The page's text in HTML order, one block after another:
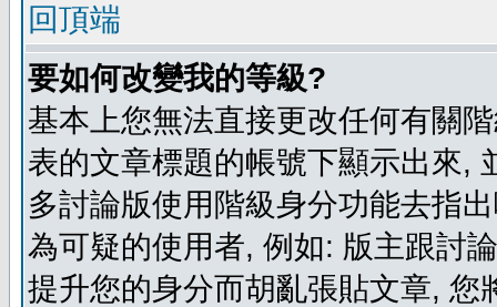
回頂端
要如何改變我的等級?
基本上您無法直接更改任何有關
表的文章標題的帳號下顯示出來,
多討論版使用階級身分功能去指
為可疑的使用者, 例如: 版主跟討
提升您的身分而胡亂張貼文章,